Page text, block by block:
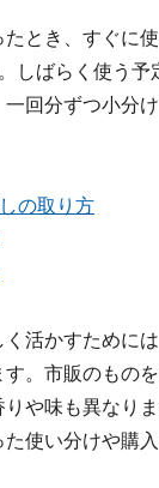
とき、すぐに
しばらく使う
回分ずつ小分
の取り方
活かすために
。市販のもの
や味も異なり
使い分けや購